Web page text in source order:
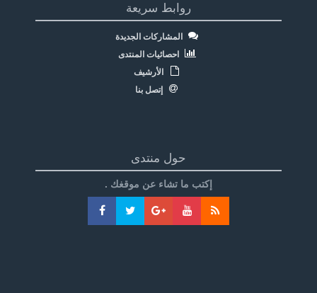
روابط سريعة
المشاركات الجديدة
احصائيات المنتدى
الأرشيف
إتصل بنا
حول منتدى
إكتب ما تشاء عن موقغك .